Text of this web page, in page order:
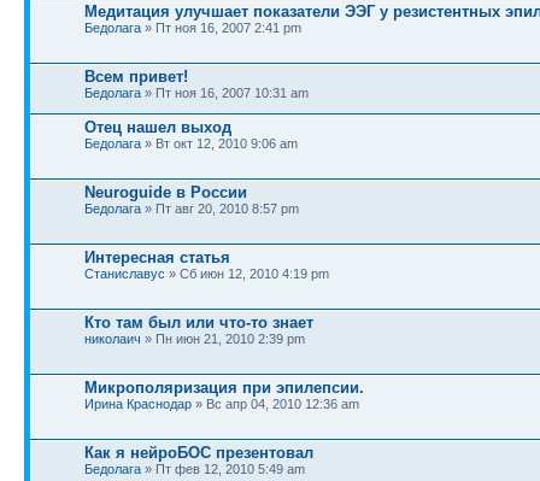
Медитация улучшает показатели ЭЭГ у резистентных
Бедолага » Пт ноя 16, 2007 2:41 pm
Всем привет!
Бедолага » Пт ноя 16, 2007 10:31 am
Отец нашел выход
Бедолага » Вт окт 12, 2010 9:06 am
Neuroguide в России
Бедолага » Пт авг 20, 2010 8:57 pm
Интересная статья
Станиславус » Сб июн 12, 2010 4:19 pm
Кто там был или что-то знает
николаич » Пн июн 21, 2010 2:39 pm
Микрополяризация при эпилепсии.
Ирина Краснодар » Вс апр 04, 2010 12:36 am
Как я нейроБОС презентовал
Бедолага » Пт фев 12, 2010 5:49 am